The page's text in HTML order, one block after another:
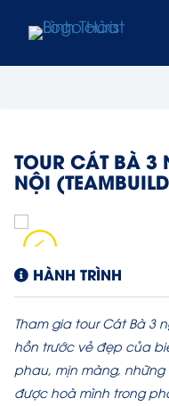
TOUR CÁT BÀ 3
NỘI
HÀNH TRÌNH
Tham gia tour Cát Bà 3
hồn trước vẻ đẹp của
phau, mịn màng,
được hoà mình trong